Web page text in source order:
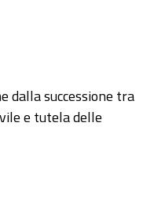
dalla successione tra
e tutela delle